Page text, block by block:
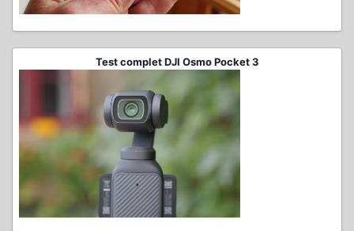
Test complet DJI Osmo Pocket 3